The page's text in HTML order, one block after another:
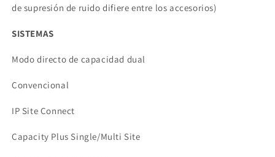
de supresión de ruido difiere entre los accesorios)
SISTEMAS
Modo directo de capacidad dual
Convencional
IP Site Connect
Capacity Plus Single/Multi Site